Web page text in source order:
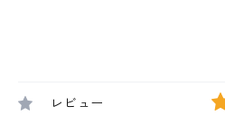
レビュー